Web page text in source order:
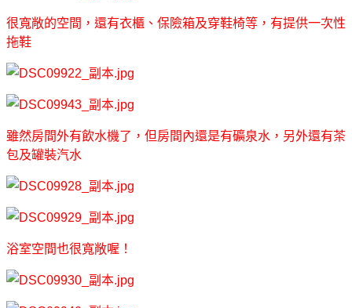
很寬敞的空間，還有衣櫃、保險箱及穿鞋椅等，有提供一次性
拖鞋
雖然房間外有飲水機了，但房間內還是有礦泉水，另外還有茶
包及罐裝汽水
浴室空間也很寬敞喔！